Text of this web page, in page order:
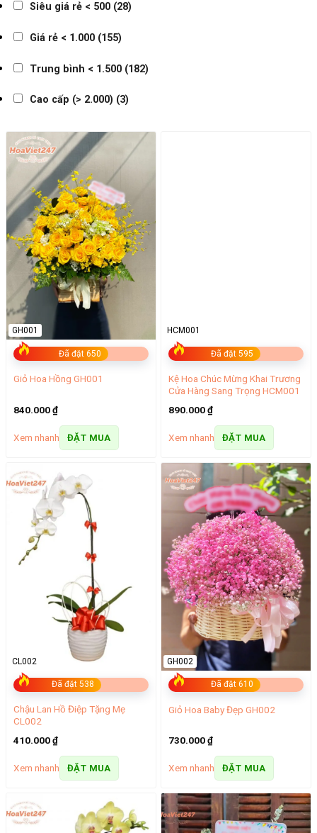
Siêu giá rẻ < 500 (28)
Giá rẻ < 1.000 (155)
Trung bình < 1.500 (182)
Cao cấp (> 2.000) (3)
Đã đặt 650
GH001
Giỏ Hoa Hồng GH001
840.000₫
Xem nhanh ĐẶT MUA
Đã đặt 595
HCM001
Kệ Hoa Chúc Mừng Khai Trương
Cửa Hàng Sang Trọng HCM001
890.000₫
Xem nhanh ĐẶT MUA
Đã đặt 538
CL002
Chậu Lan Hồ Điệp Tặng Mẹ
CL002
410.000₫
Xem nhanh ĐẶT MUA
Đã đặt 610
GH002
Giỏ Hoa Baby Đẹp GH002
730.000₫
Xem nhanh ĐẶT MUA